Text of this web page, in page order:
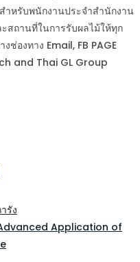
ำหรับพนักงานประจำสำนักงาน
สถานที่ในการรับผลไม้ให้ทุก
องทาง Email, FB PAGE
and Thai GL Group
รัง
Application of